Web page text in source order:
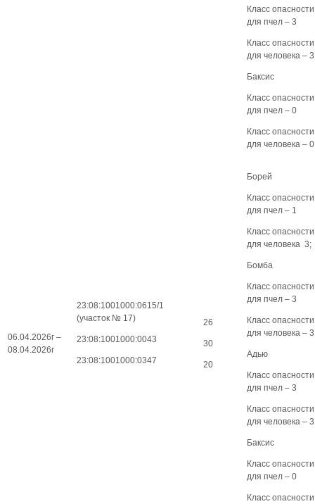
Класс опасности
для пчел – 3
Класс опасности
для человека –
Баксис
Класс опасности
для пчел – 0
Класс опасности
для человека –
06.04.2026г –
08.04.2026г
23:08:1001000:0615/1
(участок № 17)
23:08:1001000:0043
23:08:1001000:0347
26
30
20
Борей
Класс опасности
для пчел – 1
Класс опасности
для человека 3;
Бомба
Класс опасности
для пчел – 3
Класс опасности
для человека –
Адью
Класс опасности
для пчел – 3
Класс опасности
для человека –
Баксис
Класс опасности
для пчел – 0
Класс опасности